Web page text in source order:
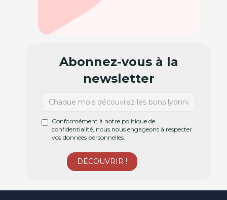
Abonnez-vous à la
newsletter
Conformément à notre politique de
confidentialité, nous nous engageons à respecter
vos données personnelles.